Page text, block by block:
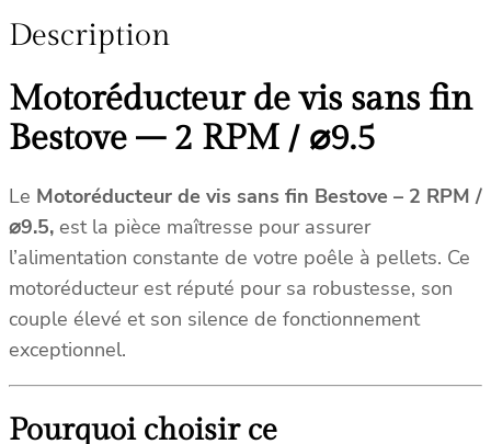
Description
Motoréducteur de vis sans fin
Bestove – 2 RPM / ⌀9.5
Le Motoréducteur de vis sans fin Bestove – 2 RPM /
⌀9.5, est la pièce maîtresse pour assurer
l’alimentation constante de votre poêle à pellets. Ce
motoréducteur est réputé pour sa robustesse, son
couple élevé et son silence de fonctionnement
exceptionnel.
Pourquoi choisir ce